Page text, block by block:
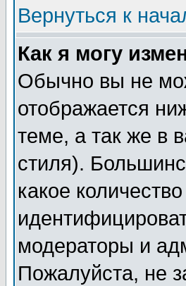
Вернуться к
Как я могу
Обычно вы не
отображается
теме, а так же в
стиля).
какое
модераторы и
Пожалуйста, не